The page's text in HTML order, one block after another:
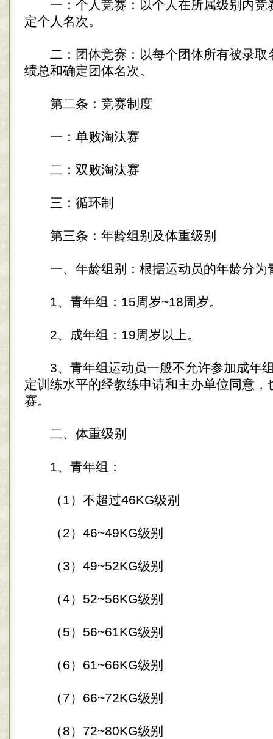
一：个人竞赛：以个人在所属级别内竞
定个人名次。
二：团体竞赛：以每个团体所有被录取
绩总和确定团体名次。
第二条：竞赛制度
一：单败淘汰赛
二：双败淘汰赛
三：循环制
第三条：年龄组别及体重级别
一、年龄组别：根据运动员的年龄分为
1、青年组：15周岁~18周岁。
2、成年组：19周岁以上。
3、青年组运动员一般不允许参加成年
定训练水平的经教练申请和主办单位同意，
赛。
二、体重级别
1、青年组：
（1）不超过46KG级别
（2）46~49KG级别
（3）49~52KG级别
（4）52~56KG级别
（5）56~61KG级别
（6）61~66KG级别
（7）66~72KG级别
（8）72~80KG级别